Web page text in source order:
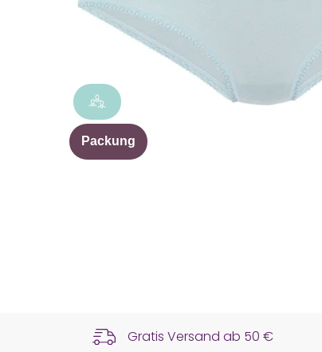
Packung
Gratis Versand ab 50 €